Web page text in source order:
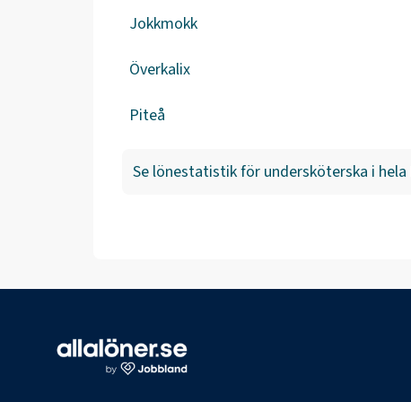
Jokkmokk
Överkalix
Piteå
Se lönestatistik för undersköterska i hela